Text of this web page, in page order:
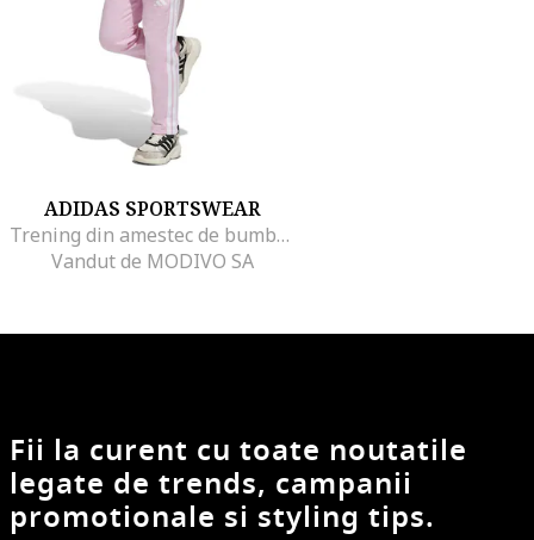
ADIDAS SPORTSWEAR
Trening din amestec de bumbac cu logo, Roz pastel/Alb optic
Vandut de MODIVO SA
Fii la curent cu toate noutatile
legate de trends, campanii
promotionale si styling tips.